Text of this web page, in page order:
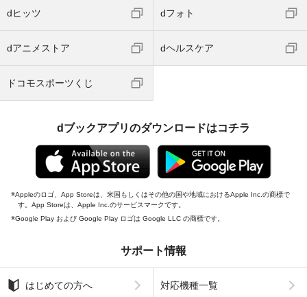
dヒッツ dフォト
dアニメストア dヘルスケア
ドコモスポーツくじ
dブックアプリのダウンロードはコチラ
Appleのロゴ、App Storeは、米国もしくはその他の国や地域におけるApple Inc.の商標で
す。App Storeは、Apple Inc.のサービスマークです。
Google Play および Google Play ロゴは Google LLC の商標です。
サポート情報
はじめての方へ 対応機種一覧